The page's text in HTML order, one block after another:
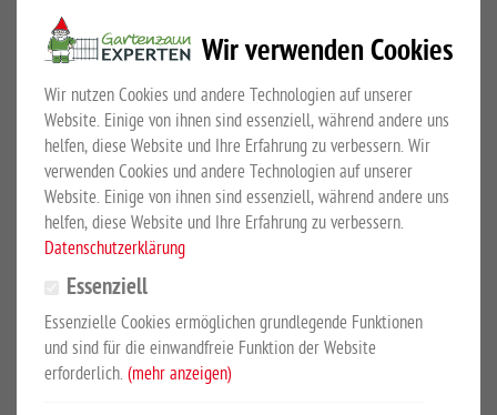
für Gitterzaunsysteme
2-tlg. mit Schraube und Mutter in Edelstahl
Feuerverzinkung nach DIN EN ISO 1461
KUNDEN KAUFTEN AUCH
Wir verwenden Cookies
Wir nutzen Cookies und andere Technologien auf unserer
Website. Einige von ihnen sind essenziell, während andere uns
helfen, diese Website und Ihre Erfahrung zu verbessern. Wir
verwenden Cookies und andere Technologien auf unserer
Website. Einige von ihnen sind essenziell, während andere uns
helfen, diese Website und Ihre Erfahrung zu verbessern.
Datenschutzerklärung
Essenziell
Essenzielle Cookies ermöglichen grundlegende Funktionen
und sind für die einwandfreie Funktion der Website
erforderlich. (mehr anzeigen)